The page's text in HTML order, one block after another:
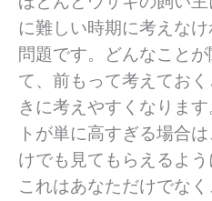
に難しい時期に考えな
問題です。どんなこと
て、前もって考えてお
きに考えやすくなりま
トが単に高すぎる場合
けでも見てもらえるよう
これはあなただけでな